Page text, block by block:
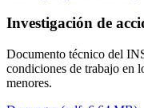
Investigación de
Documento técnico del
condiciones de trabajo en
menores.